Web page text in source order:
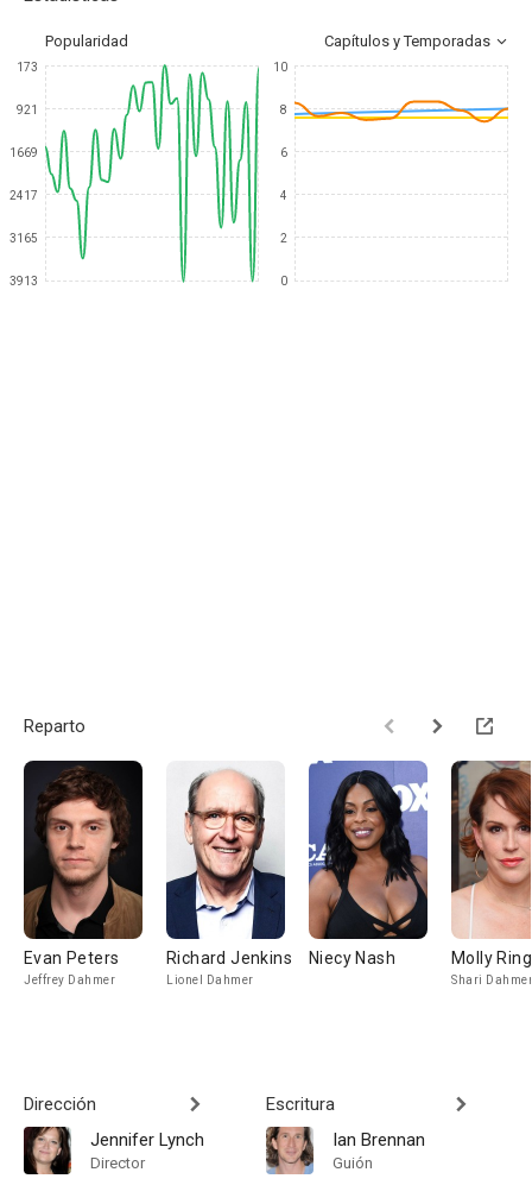
Popularidad Capítulos y Temporadas
173
921
1669
2417
3165
3913
10
8
6
4
2
0
Reparto
Evan Peters
Jeffrey Dahmer
Richard Jenkins
Lionel Dahmer
Niecy Nash Molly
Shari Dahmer
Dirección
Jennifer Lynch
Director
Escritura
Ian Brennan
Guión